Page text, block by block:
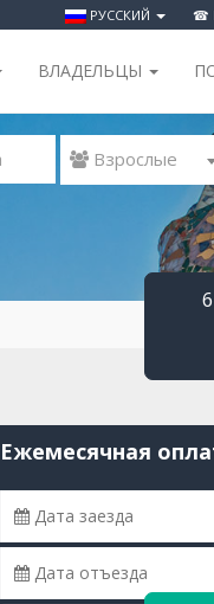
РУССКИЙ ☎
ВЛАДЕЛЬЦЫ
 Взрослые
Ежемесячная